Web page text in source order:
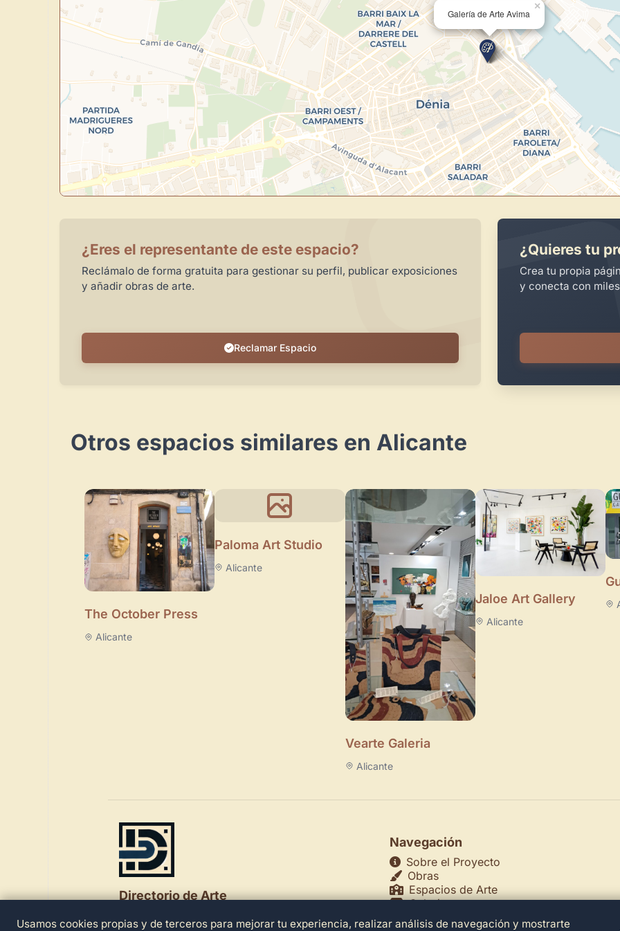
Galería de Arte Avima
×
¿Eres el representante de este espacio?
Reclámalo de forma gratuita para gestionar su perfil, publicar exposiciones
y añadir obras de arte.
Reclamar Espacio
¿Quieres tu
Crea tu propia
y conecta con
Otros espacios similares en Alicante
The October Press
Alicante
Paloma Art Studio
Alicante
Vearte Galeria
Alicante
Jaloe Art Gallery
Alicante
Directorio de Arte
© 2026 Directorio de Arte. Todos los derechos
Navegación
Sobre el Proyecto
Obras
Espacios de Arte
Galerías
Museos
Usamos cookies propias y de terceros para mejorar tu experiencia, realizar análisis de navegación y mostrarte